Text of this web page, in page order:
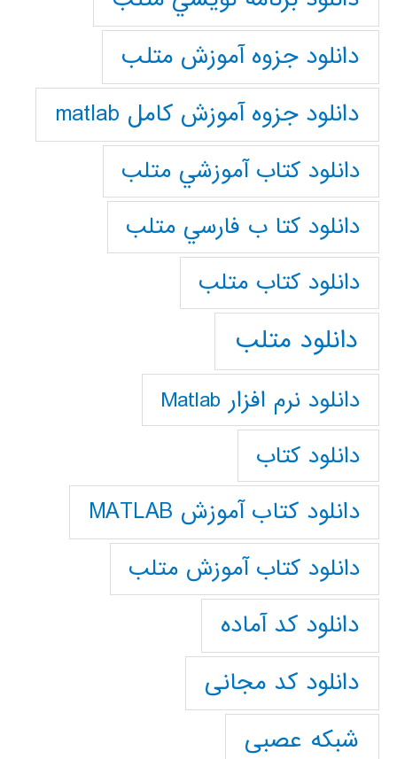
دانلود جزوه آموزش متلب
دانلود جزوه آموزش کامل matlab
دانلود كتاب آموزشي متلب
دانلود كتا ب فارسي متلب
دانلود كتاب متلب
دانلود متلب
دانلود نرم افزار Matlab
دانلود کتاب
دانلود کتاب آموزش MATLAB
دانلود کتاب آموزش متلب
دانلود کد آماده
دانلود کد مجانی
شبکه عصبی